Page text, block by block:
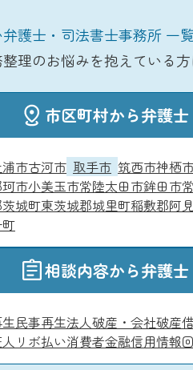
護士・司法書士事務所 一覧
理のお悩みを抱えている
市区町村から弁護
浦市古河市 取手市 筑西市神栖
市小美玉市常陸太田市鉾田市
城町東茨城郡城里町稲敷郡阿
相談内容から弁護
民事再生法人破産・会社破産
リボ払い消費者金融信用情報